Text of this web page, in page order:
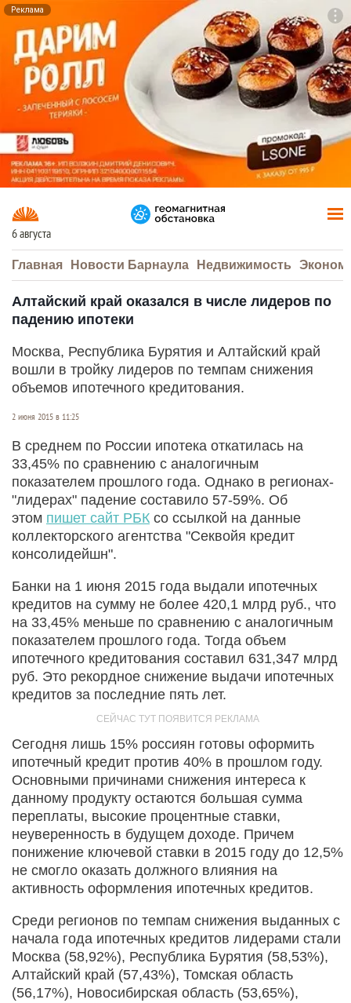
Реклама
6 августа
Главная Новости Барнаула Недвижимость
Алтайский край оказался в числе лидеров по
падению ипотеки
Москва, Республика Бурятия и Алтайский край
вошли в тройку лидеров по темпам снижения
объемов ипотечного кредитования.
2 июня 2015 в 11:25
В среднем по России ипотека откатилась на
33,45% по сравнению с аналогичным
показателем прошлого года. Однако в регионах-
"лидерах" падение составило 57-59%. Об
этом пишет сайт РБК со ссылкой на данные
коллекторского агентства "Секвойя кредит
консолидейшн".
Банки на 1 июня 2015 года выдали ипотечных
кредитов на сумму не более 420,1 млрд руб., что
на 33,45% меньше по сравнению с аналогичным
показателем прошлого года. Тогда объем
ипотечного кредитования составил 631,347 млрд
руб. Это рекордное снижение выдачи ипотечных
кредитов за последние пять лет.
Сегодня лишь 15% россиян готовы оформить
ипотечный кредит против 40% в прошлом году.
Основными причинами снижения интереса к
данному продукту остаются большая сумма
переплаты, высокие процентные ставки,
неуверенность в будущем доходе. Причем
понижение ключевой ставки в 2015 году до 12,5%
не смогло оказать должного влияния на
активность оформления ипотечных кредитов.
Среди регионов по темпам снижения выданных с
начала года ипотечных кредитов лидерами стали
Москва (58,92%), Республика Бурятия (58,53%),
Алтайский край (57,43%), Томская область
(56,17%), Новосибирская область (53,65%),